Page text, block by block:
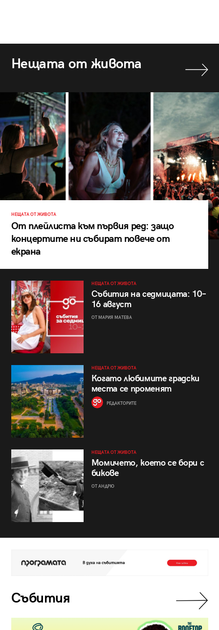
Нещата от живота
НЕЩАТА ОТ ЖИВОТА
От плейлиста към първия ред: защо
концертите ни събират повече от
екрана
НЕЩАТА ОТ ЖИВОТА
Събития на седмицата: 10–
16 август
ОТ МАРИЯ МАТЕВА
НЕЩАТА ОТ ЖИВОТА
Когато любимите градски
места се променят
РЕДАКТОРИТЕ
НЕЩАТА ОТ ЖИВОТА
Момичето, което се бори с
бикове
ОТ АНДРЮ
Събития